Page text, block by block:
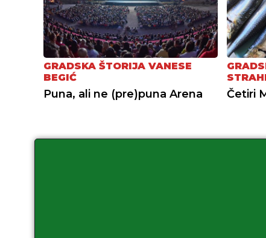
GRADSKA ŠTORIJA VANESE
BEGIĆ
Puna, ali ne (pre)puna Arena Četiri